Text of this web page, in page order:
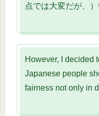
点では大変だが、）
However, I decided
Japanese people
fairness not only in